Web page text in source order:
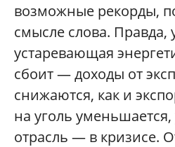
возможные рекорды,
смысле слова. Правда,
устаревающая
сбоит — доходы от
снижаются, как и
на уголь уменьшается,
отрасль — в кризисе.